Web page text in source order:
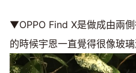
▼OPPO Find X是做成由兩
的時候宇恩一直覺得很像玻